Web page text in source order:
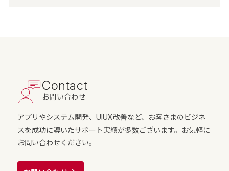
Contact
お問い合わせ
アプリやシステム開発、UIUX改善など、お客さまのビジネ
スを成功に導いたサポート実績が多数ございます。お気軽に
お問い合わせください。